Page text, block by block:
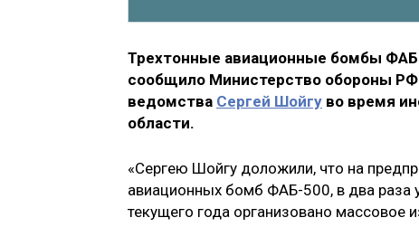
Трехтонные авиационные бомбы
сообщило Министерство обороны РФ
ведомства Сергей Шойгу во время
области.
«Сергею Шойгу доложили, что на
авиационных бомб ФАБ-500, в два раза
текущего года организовано массовое